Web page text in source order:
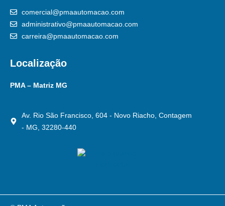
comercial@pmaautomacao.com
administrativo@pmaautomacao.com
carreira@pmaautomacao.com
Localização
PMA – Matriz MG
Av. Rio São Francisco, 604 - Novo Riacho, Contagem
- MG, 32280-440